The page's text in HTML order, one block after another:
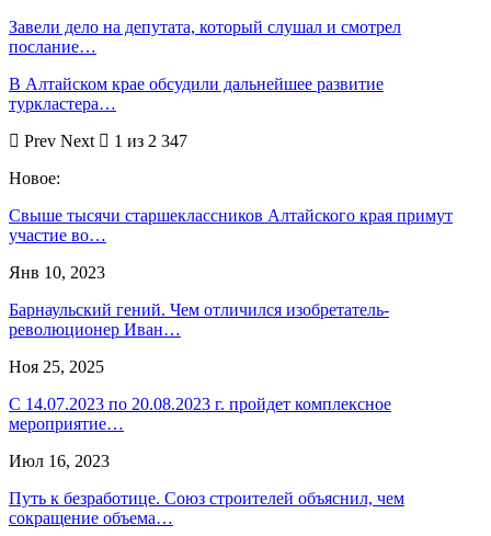
Завели дело на депутата, который слушал и смотрел
послание…
В Алтайском крае обсудили дальнейшее развитие
туркластера…
Prev Next
1 из 2 347
Новое:
Свыше тысячи старшеклассников Алтайского края примут
участие во…
Янв 10, 2023
Барнаульский гений. Чем отличился изобретатель-
революционер Иван…
Ноя 25, 2025
С 14.07.2023 по 20.08.2023 г. пройдет комплексное
мероприятие…
Июл 16, 2023
Путь к безработице. Союз строителей объяснил, чем
сокращение объема…